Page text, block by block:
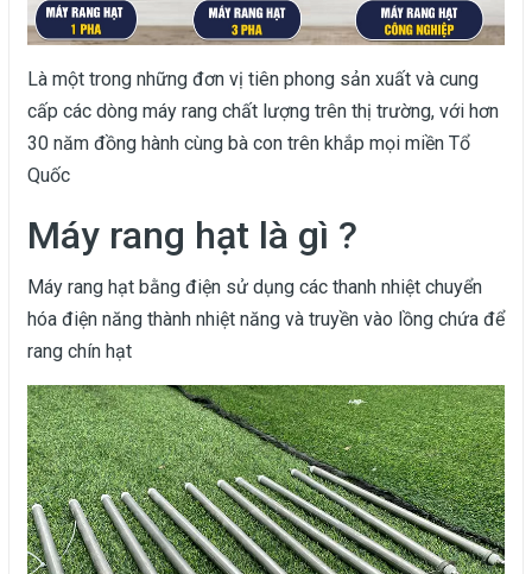
Là một trong những đơn vị tiên phong sản xuất và cung
cấp các dòng máy rang chất lượng trên thị trường, với hơn
30 năm đồng hành cùng bà con trên khắp mọi miền Tổ
Quốc
Máy rang hạt là gì ?
Máy rang hạt bằng điện sử dụng các thanh nhiệt chuyển
hóa điện năng thành nhiệt năng và truyền vào lồng chứa để
rang chín hạt